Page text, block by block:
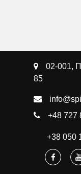
02-001,
85
+48 727
+38 050